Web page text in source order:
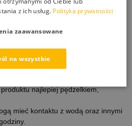
powstają na materiale.
zacieków i plam na wiele lat.
wykwitów i tłustych plam.
impregnacją polecamy
najlepiej pędzelkiem,
mieć kontaktu z wodą oraz innymi
z ich usług. Polityka prywatności
na wszystkie
zaawansowane